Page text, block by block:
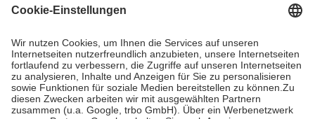
Grundsätzlich leisten Mitglieder Zuzahlungen in Höhe von zehn
höchstens zehn Euro.
Es sind jedoch nie mehr als die tatsächlichen
Kosten der Leistung zu entrichten.
Diese Regeln gelten grundsätzlich auch für Online-Apotheken.
Bei Heilmitteln und häuslicher Krankenpflege beträgt die
Zuzahlung zehn Prozent der Kosten sowie zehn Euro je
Verordnung.